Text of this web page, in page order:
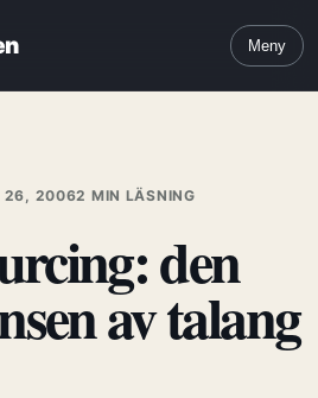
Meny
26, 20062 MIN LÄSNING
den
av talang